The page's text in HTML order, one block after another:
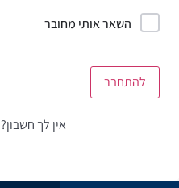
השאר אותי מחובר
להתחבר
אין לך חשבון?